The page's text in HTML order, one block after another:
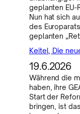
geplanten EU-
Nun hat sich
des
geplanten
Keitel, Die
19.6.2026
Während die
haben, ihre
Start der
bringen, ist